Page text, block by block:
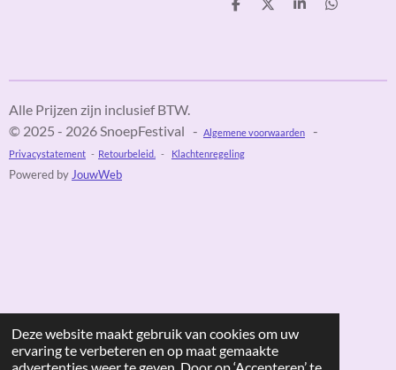
Deze website maakt gebruik van cookies om uw
ervaring te verbeteren en op maat gemaakte
D
D
S
D
Alle Prijzen zijn inclusief BTW.
© 2025 - 2026 SnoepFestival - Algemene voorwaarden -
Privacystatement - Retourbeleid. - Klachtenregeling
Powered by JouwWeb